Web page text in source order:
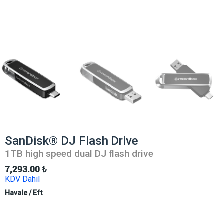
SanDisk® DJ Flash Drive
1TB high speed dual DJ flash drive
7,293.00₺
KDV Dahil
Havale / Eft